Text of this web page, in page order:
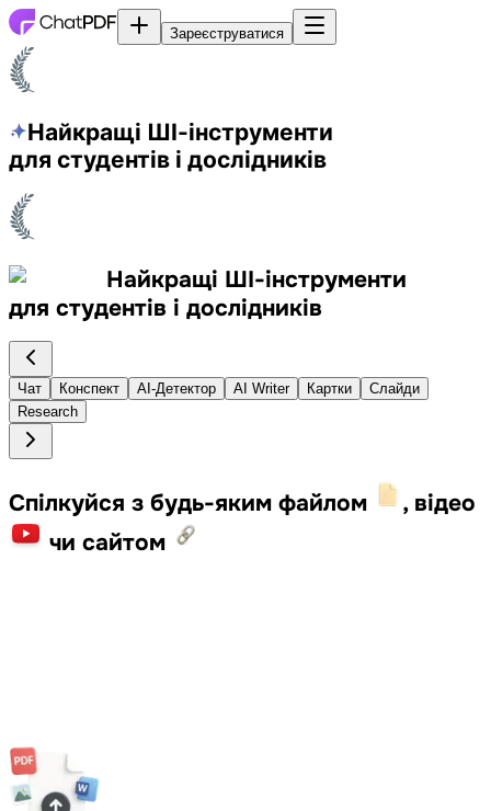
Зареєструватися
Найкращі ШІ-інструменти
для студентів і дослідників
Найкращі ШІ-інструменти
для студентів і дослідників
Чат Конспект AI-Детектор AI Writer Картки
Слайди
Research
Спілкуйся з будь-яким файлом
, відео
чи сайтом